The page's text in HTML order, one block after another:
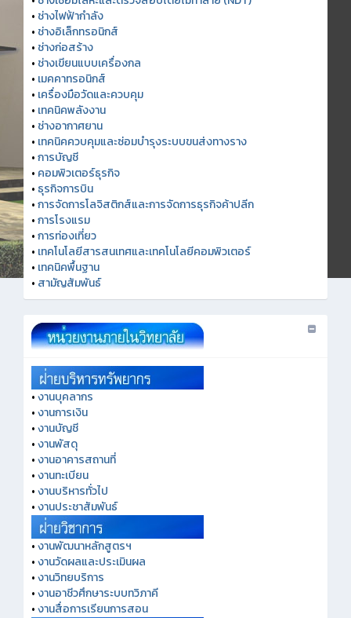
• ช่างไฟฟ้ากำลัง
• ช่างอิเล็กทรอนิกส์
• ช่างก่อสร้าง
• ช่างเขียนแบบเครื่องกล
• เมคคาทรอนิกส์
• เครื่องมือวัดและควบคุม
• เทคนิคพลังงาน
• ช่างอากาศยาน
• เทคนิคควบคุมและซ่อมบำรุงระบบขนส่งทางราง
•การบัญชี
• คอมพิวเตอร์ธุรกิจ
• ธุรกิจการบิน
•การจัดการโลจิสติกส์และการจัดการธุรกิจค้าปลีก
•การโรงแรม
•การท่องเที่ยว
• เทคโนโลยีสารสนเทศและเทคโนโลยีคอมพิวเตอร์
• เทคนิคพื้นฐาน
• สามัญสัมพันธ์
•งานบุคลากร
•งานการเงิน
•งานบัญชี
•งานพัสดุ
•งานอาคารสถานที่
•งานทะเบียน
•งานบริหารทั่วไป
•งานประชาสัมพันธ์
•งานพัฒนาหลักสูตรฯ
•งานวัดผลและประเมินผล
•งานวิทยบริการ
•งานอาชีวศึกษาระบบทวิภาคี
•งานสื่อการเรียนการสอน